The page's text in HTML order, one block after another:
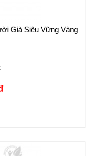
Già Siêu Vững Vàng